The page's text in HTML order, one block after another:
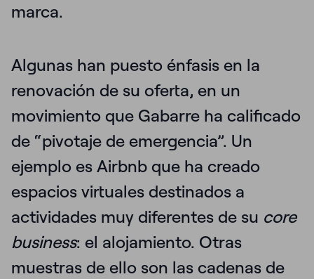
marca.
Algunas han puesto énfasis en la
renovación de su oferta, en un
movimiento que Gabarre ha calificado
de “pivotaje de emergencia”. Un
ejemplo es Airbnb que ha creado
espacios virtuales destinados a
actividades muy diferentes de su core
business: el alojamiento. Otras
muestras de ello son las cadenas de